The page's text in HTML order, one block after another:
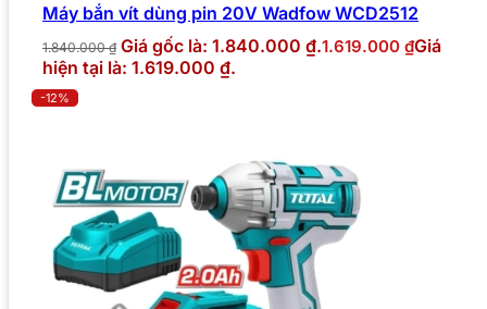
Máy bắn vít dùng pin 20V Wadfow WCD2512
1.840.000₫ Giá gốc là: 1.840.000 ₫.1.619.000 ₫Giá
hiện tại là: 1.619.000 ₫.
-12%